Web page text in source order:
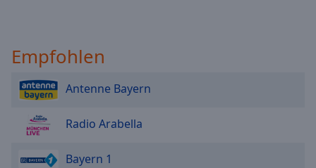
Empfohlen
Antenne Bayern
Radio Arabella
Bayern 1